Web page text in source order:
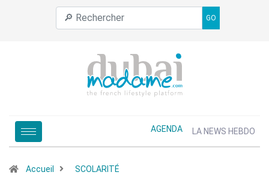
GO
AGENDA LA NEWS HEBDO
Accueil
SCOLARITÉ